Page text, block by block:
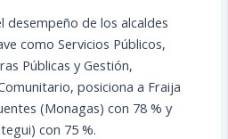
desempeño de los alcaldes
como Servicios Públicos,
Públicas y Gestión,
posiciona a Fraija
(Monagas) con 78 % y
con 75 %.